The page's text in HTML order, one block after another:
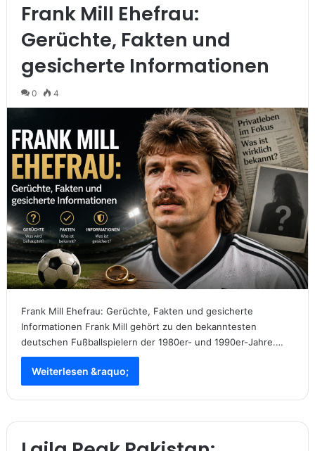
Frank Mill Ehefrau:
Gerüchte, Fakten und
gesicherte Informationen
0 4
Frank Mill Ehefrau: Gerüchte, Fakten und gesicherte
Informationen Frank Mill gehört zu den bekanntesten
deutschen Fußballspielern der 1980er- und 1990er-Jahre.…
Weiterlesen &raquo;